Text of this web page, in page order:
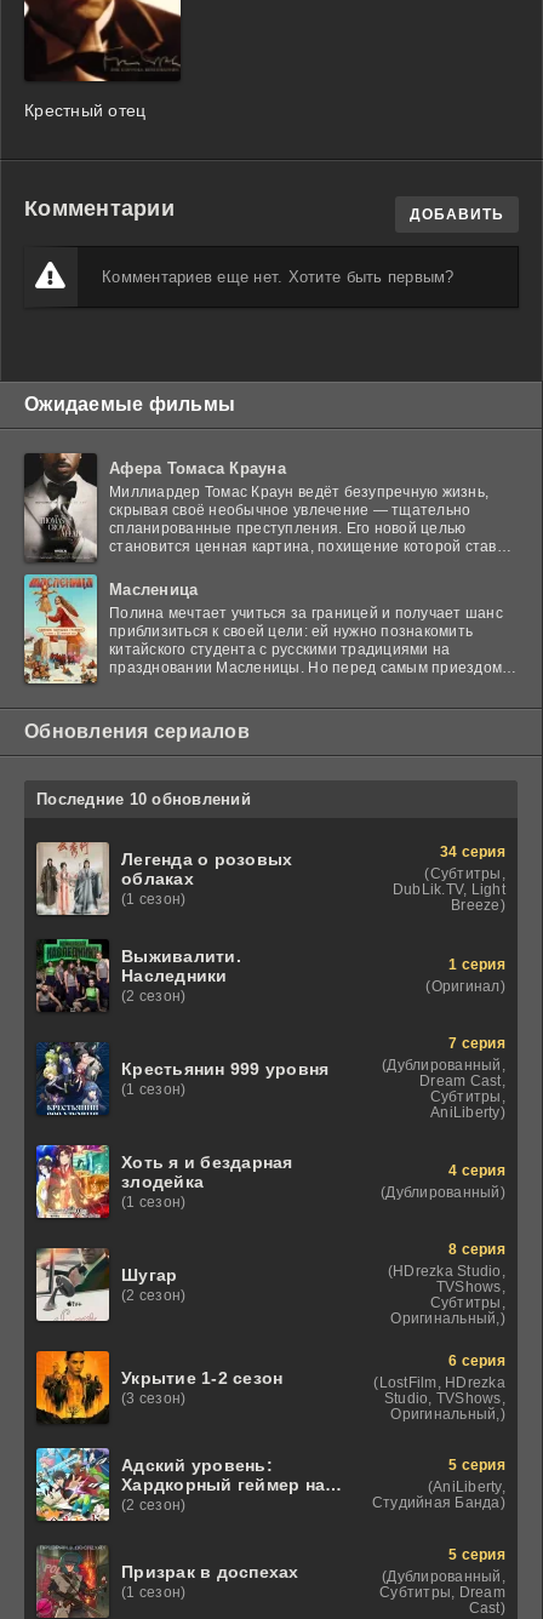
Крестный отец
Комментарии ДОБАВИТЬ
Комментариев еще нет. Хотите быть первым?
Ожидаемые фильмы
Афера Томаса Крауна
Миллиардер Томас Краун ведёт безупречную жизнь,
скрывая своё необычное увлечение — тщательно
спланированные преступления. Его новой целью
становится ценная картина, похищение которой ставит
Масленица
Полина мечтает учиться за границей и получает шанс
приблизиться к своей цели: ей нужно познакомить
китайского студента с русскими традициями на
праздновании Масленицы. Но перед самым приездом
Обновления сериалов
Последние 10 обновлений
Легенда о розовых
облаках
(1 сезон)
34 серия
(Субтитры,
DubLik.TV, Light
Breeze)
Выживалити.
Наследники
(2 сезон)
1 серия
(Оригинал)
Крестьянин 999 уровня
(1 сезон)
7 серия
(Дублированный,
Dream Cast,
Субтитры,
AniLiberty)
Хоть я и бездарная
злодейка
(1 сезон)
4 серия
(Дублированный)
Шугар
(2 сезон)
8 серия
(HDrezka Studio,
TVShows,
Субтитры,
Оригинальный,)
Укрытие 1-2 сезон
(3 сезон)
6 серия
(LostFilm, HDrezka
Studio, TVShows,
Оригинальный,)
Адский уровень:
Хардкорный геймер на
самой высокой
(2 сезон)
5 серия
(AniLiberty,
Студийная Банда)
Призрак в доспехах
(1 сезон)
5 серия
(Дублированный,
Субтитры, Dream
Cast)